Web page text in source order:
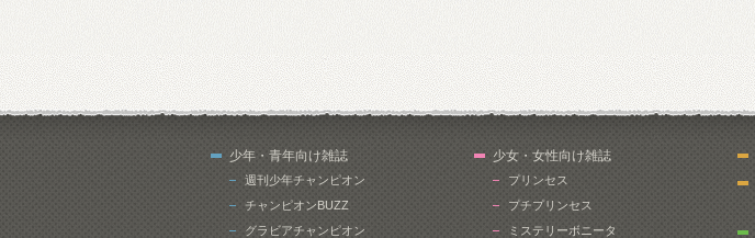
少年・青年向け雑誌
週刊少年チャンピオン
チャンピオンBUZZ
グラビアチャンピオン
少女・女性向け雑誌
プリンセス
プチプリンセス
ミステリーボニータ